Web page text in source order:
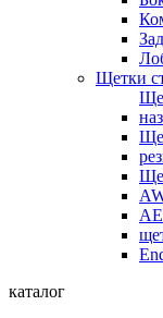
Щетки
каталог